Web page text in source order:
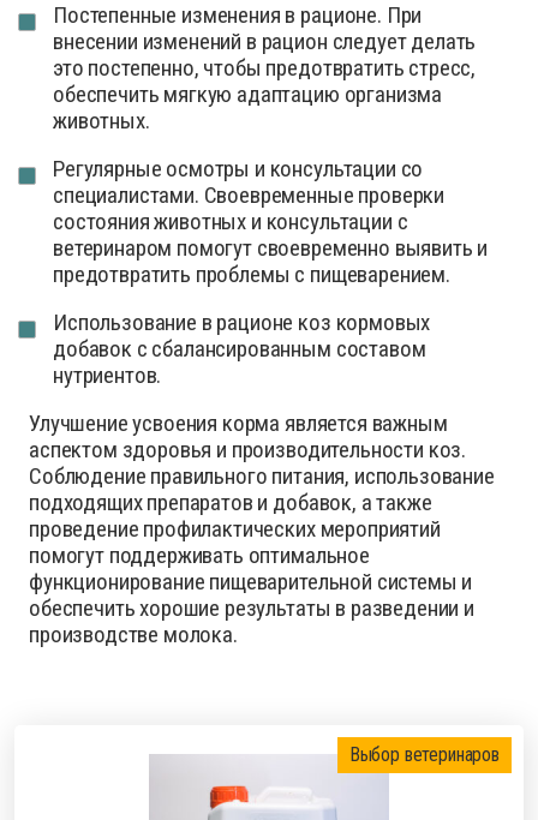
Постепенные изменения в рационе. При
внесении изменений в рацион следует делать
это постепенно, чтобы предотвратить стресс,
обеспечить мягкую адаптацию организма
животных.
Регулярные осмотры и консультации со
специалистами. Своевременные проверки
состояния животных и консультации с
ветеринаром помогут своевременно выявить и
предотвратить проблемы с пищеварением.
Использование в рационе коз кормовых
добавок с сбалансированным составом
нутриентов.
Улучшение усвоения корма является важным
аспектом здоровья и производительности коз.
Соблюдение правильного питания, использование
подходящих препаратов и добавок, а также
проведение профилактических мероприятий
помогут поддерживать оптимальное
функционирование пищеварительной системы и
обеспечить хорошие результаты в разведении и
производстве молока.
Выбор ветеринаров